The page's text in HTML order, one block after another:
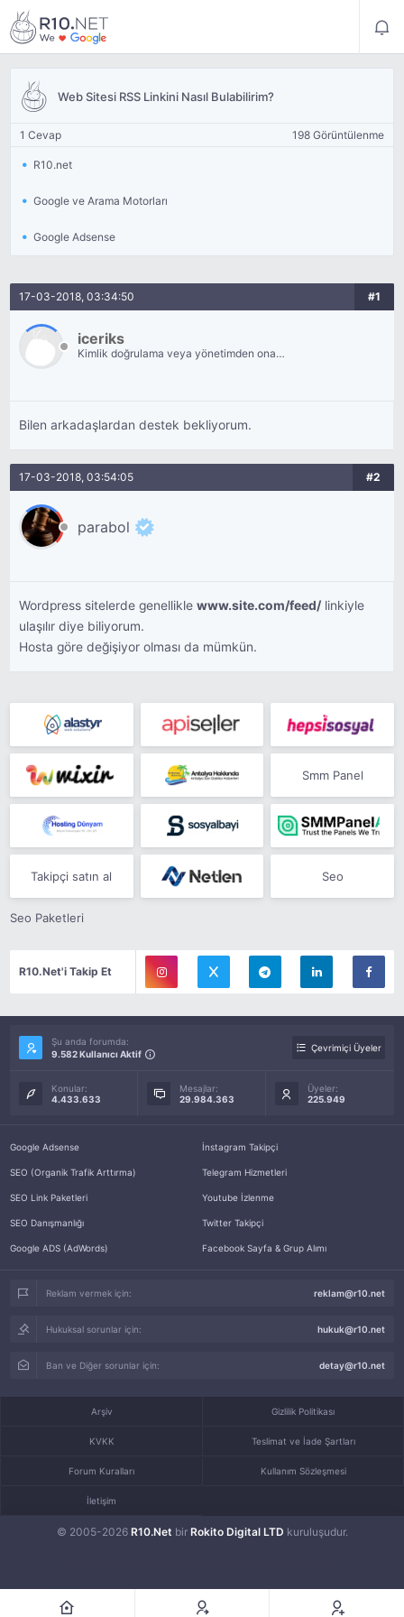
Web Sitesi RSS Linkini Nasıl Bulabilirim?
1 Cevap 198 Görüntülenme
R10.net
Google ve Arama Motorları
Google Adsense
17-03-2018, 03:34:50 #1
iceriks
Kimlik doğrulama veya yönetimden onay
Bilen arkadaşlardan destek bekliyorum.
17-03-2018, 03:54:05 #2
parabol
Wordpress sitelerde genelliklewww.site.com/feed/ linkiyle
ulaşılır diye biliyorum.
Hosta göre değişiyor olması da mümkün.
Smm Panel
Takipçi satın al Seo
Seo Paketleri
R10.Net'i Takip Et
Şu anda forumda:
9.582 Kullanıcı Aktif
Çevrimiçi Üyeler
Konular:
4.433.633
Mesajlar:
29.984.363
Üyeler:
225.949
Google Adsense
SEO (Organik Trafik Arttırma)
SEO Link Paketleri
SEO Danışmanlığı
Google ADS (AdWords)
İnstagram Takipçi
Telegram Hizmetleri
Youtube İzlenme
Twitter Takipçi
Facebook Sayfa & Grup Alımı
Reklam vermek için: reklam@r10.net
Hukuksal sorunlar için: hukuk@r10.net
Ban ve Diğer sorunlar için: detay@r10.net
© 2005-2026 R10.Net bir Rokito Digital LTD kuruluşudur.
Arşiv Gizlilik Politikası
KVKK Teslimat ve İade Şartları
Forum Kuralları Kullanım Sözleşmesi
İletişim